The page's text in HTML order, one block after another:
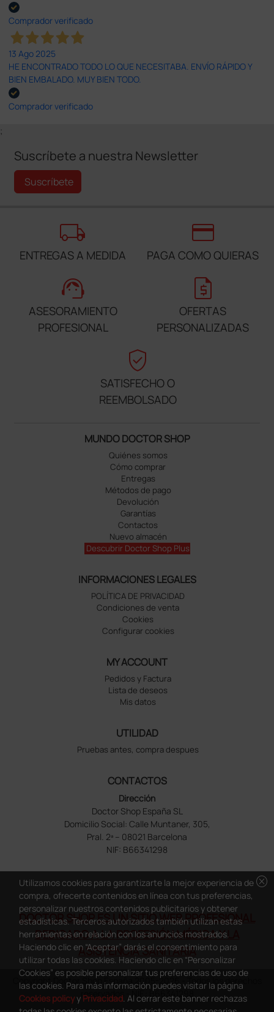
Comprador verificado
13 Ago 2025
HE ENCONTRADO TODO LO QUE NECESITABA. ENVÍO RÁPIDO Y
BIEN EMBALADO. MUY BIEN TODO.
Comprador verificado
;
Suscríbete a nuestra Newsletter
Suscríbete
local_shipping
ENTREGAS A MEDIDA
credit_card
PAGA COMO QUIERAS
support_agent
ASESORAMIENTO
PROFESIONAL
request_quote
OFERTAS
PERSONALIZADAS
verified_user
SATISFECHO O
REEMBOLSADO
MUNDO DOCTOR SHOP
Quiénes somos
Cómo comprar
Entregas
Métodos de pago
Devolución
Garantías
Contactos
Nuevo almacén
Descubrir Doctor Shop Plus
INFORMACIONES LEGALES
POLÍTICA DE PRIVACIDAD
Condiciones de venta
Cookies
Configurar cookies
MY ACCOUNT
Pedidos y Factura
Lista de deseos
Mis datos
UTILIDAD
Pruebas antes, compra despues
CONTACTOS
Dirección
Doctor Shop España SL
Domicilio Social: Calle Muntaner, 305,
Pral. 2ª – 08021 Barcelona
NIF: B66341298
DOCTOR SHOP ES UN SITIO WEB PROFESIONAL
DEDICADO A LA PROFESIÓN MÉDICA Y LA
ASISTENCIA SANITARIA
Copyright Doctor Shop España 2005-2026 - Todos los derechos
reservados - NIF.: B66341298
cancel
Utilizamos cookies para garantizarte la mejor experiencia de
compra, ofrecerte contenidos en línea con tus preferencias,
personalizar nuestros contenidos publicitarios y obtener
estadísticas. Terceros autorizados también utilizan estas
herramientas en relación con los anuncios mostrados.
Haciendo clic en “Aceptar” darás el consentimiento para
utilizar todas las cookies. Haciendo clic en “Personalizar
Cookies” es posible personalizar tus preferencias de uso de
las cookies. Para más información puedes visitar la página
Cookies policyy Privacidad. Al cerrar este banner rechazas